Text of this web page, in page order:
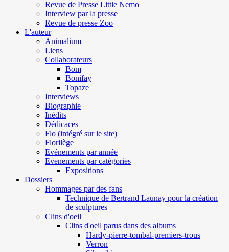
Revue de Presse Little Nemo
Interview par la presse
Revue de presse Zoo
L'auteur
Animalium
Liens
Collaborateurs
Bom
Bonifay
Topaze
Interviews
Biographie
Inédits
Dédicaces
Flo (intégré sur le site)
Florilège
Evénements par année
Evenements par catégories
Expositions
Dossiers
Hommages par des fans
Technique de Bertrand Launay pour la création
de sculptures
Clins d'oeil
Clins d'oeil parus dans des albums
Hardy-pierre-tombal-premiers-trous
Verron